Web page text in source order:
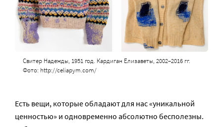
Свитер Надежды, 1951 год. Кардиган Елизаветы, 2002–2016 гг.
Фото: http://celiapym.com/
Есть вещи, которые обладают для нас «уникальной
ценностью» и одновременно абсолютно бесполезны.